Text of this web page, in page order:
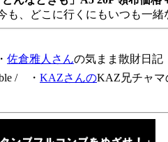
も、どこに行くにもいつも一
佐倉雅人さんの気まま散財日記
/ ・ KAZさんのKAZ兄チャマ